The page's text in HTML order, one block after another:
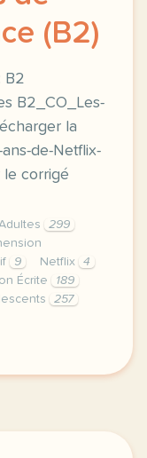
(B2)
B2
B2_CO_Les-
la
de-Netflix-
le corrigé
299
9 Netflix
4
Écrite
189
257
adolescents